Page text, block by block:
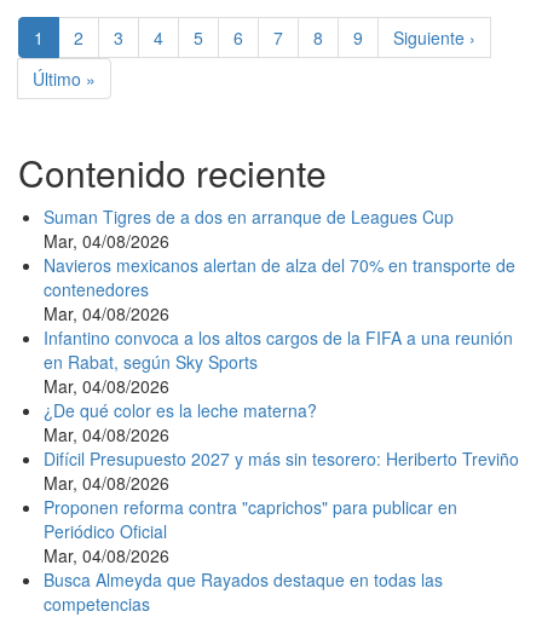
Paginación
Página
actual
1 Page
2 Page
3 Page
4 Page
5 Page
6 Page
7 Page
8 Page
9
Siguiente
página
Siguiente ›
Última
página
Último »
Contenido reciente
Suman Tigres de a dos en arranque de Leagues Cup
Mar, 04/08/2026
Navieros mexicanos alertan de alza del 70% en transporte de
contenedores
Mar, 04/08/2026
Infantino convoca a los altos cargos de la FIFA a una reunión
en Rabat, según Sky Sports
Mar, 04/08/2026
¿De qué color es la leche materna?
Mar, 04/08/2026
Difícil Presupuesto 2027 y más sin tesorero: Heriberto Treviño
Mar, 04/08/2026
Proponen reforma contra "caprichos" para publicar en
Periódico Oficial
Mar, 04/08/2026
Busca Almeyda que Rayados destaque en todas las
competencias